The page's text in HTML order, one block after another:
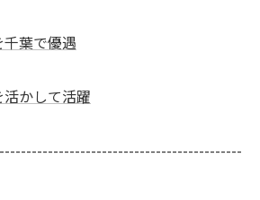
葉で優遇
かして活躍